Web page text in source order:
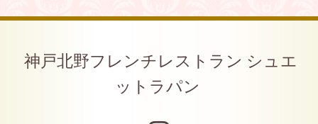
神戸北野フレンチレストラン シュエ
ットラパン